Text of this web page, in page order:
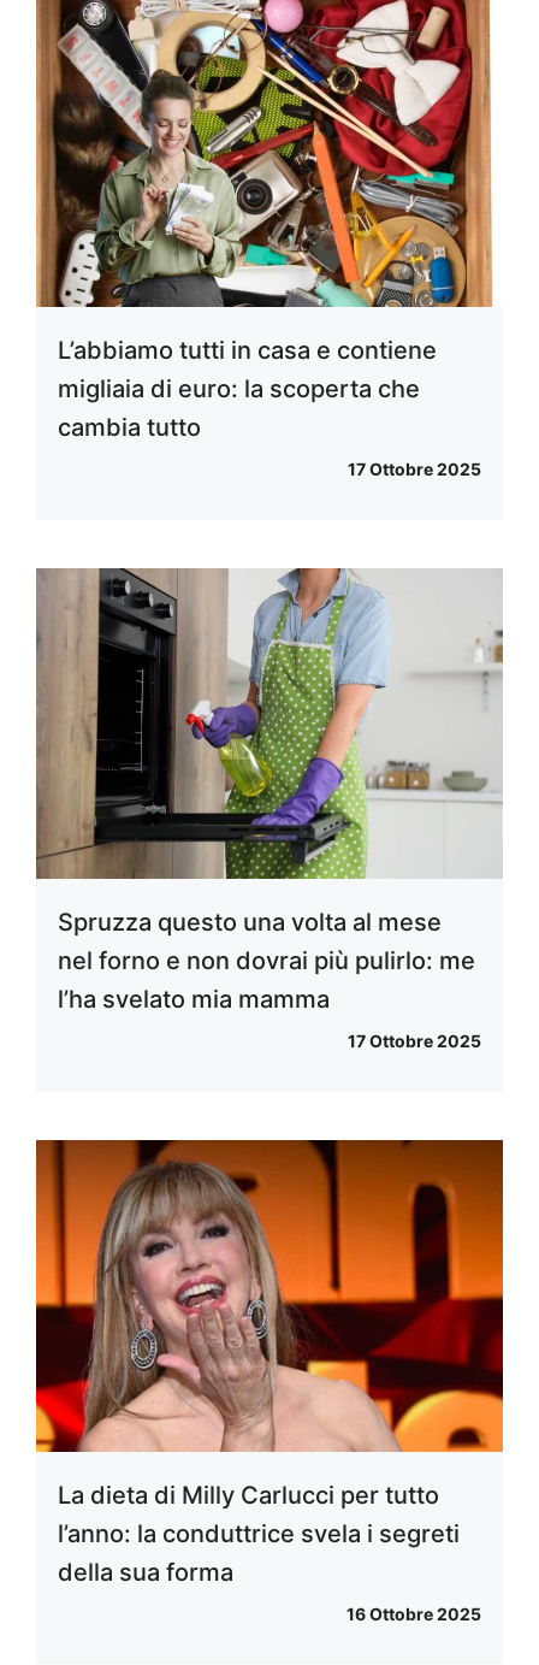
L’abbiamo tutti in casa e contiene
migliaia di euro: la scoperta che
cambia tutto
17 Ottobre 2025
Spruzza questo una volta al mese
nel forno e non dovrai più pulirlo: me
l’ha svelato mia mamma
17 Ottobre 2025
La dieta di Milly Carlucci per tutto
l’anno: la conduttrice svela i segreti
della sua forma
16 Ottobre 2025